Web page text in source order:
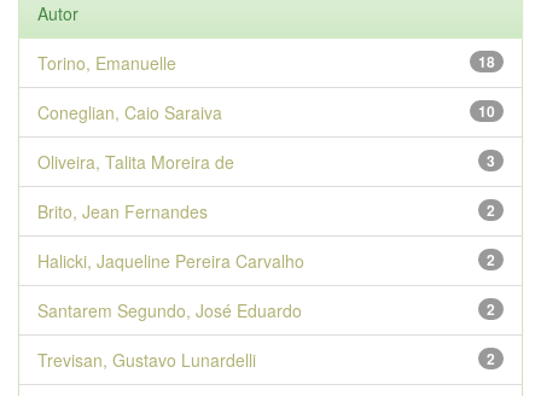
Autor
18
Torino, Emanuelle
10
Coneglian, Caio Saraiva
3
Oliveira, Talita Moreira de
2
Brito, Jean Fernandes
2
Halicki, Jaqueline Pereira Carvalho
2
Santarem Segundo, José Eduardo
2
Trevisan, Gustavo Lunardelli